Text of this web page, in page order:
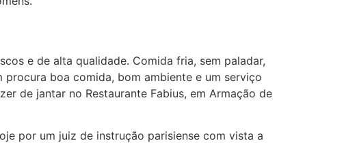
e de alta qualidade. Comida fria, sem paladar,
boa comida, bom ambiente e um serviço
de jantar no Restaurante Fabius, em Armação de
por um juiz de instrução parisiense com vista a